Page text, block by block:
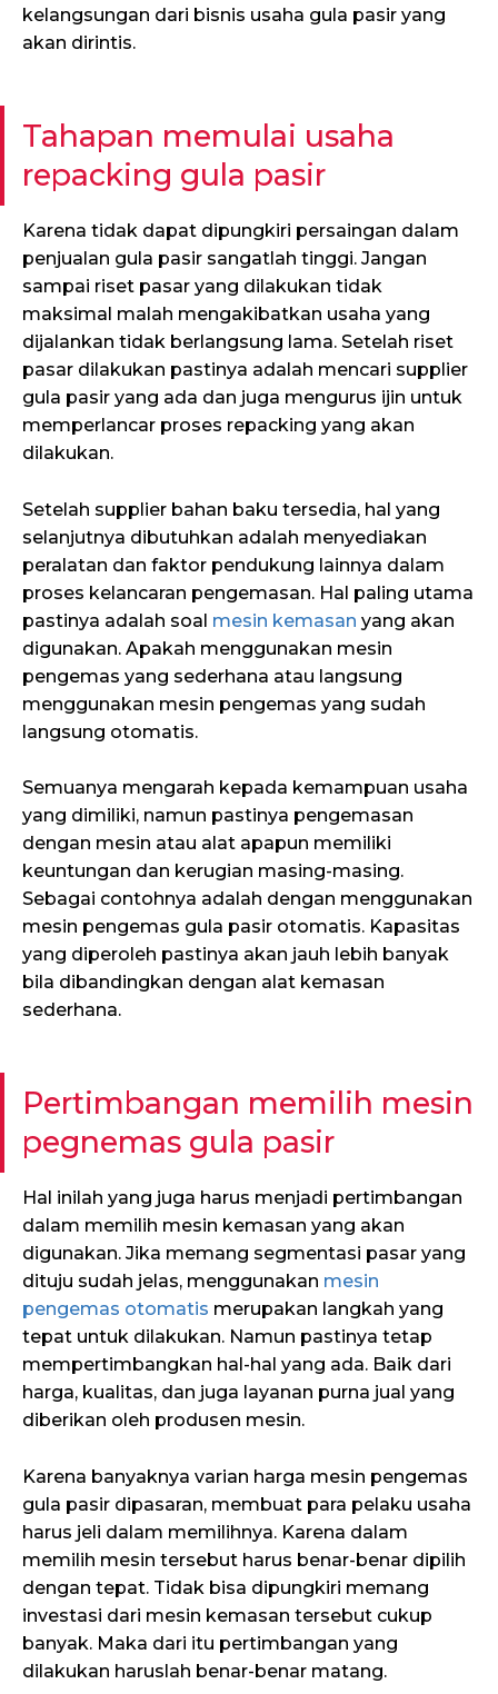
kelangsungan dari bisnis usaha gula pasir yang
akan dirintis.
Tahapan memulai usaha
repacking gula pasir
Karena tidak dapat dipungkiri persaingan dalam
penjualan gula pasir sangatlah tinggi. Jangan
sampai riset pasar yang dilakukan tidak
maksimal malah mengakibatkan usaha yang
dijalankan tidak berlangsung lama. Setelah riset
pasar dilakukan pastinya adalah mencari supplier
gula pasir yang ada dan juga mengurus ijin untuk
memperlancar proses repacking yang akan
dilakukan.
Setelah supplier bahan baku tersedia, hal yang
selanjutnya dibutuhkan adalah menyediakan
peralatan dan faktor pendukung lainnya dalam
proses kelancaran pengemasan. Hal paling utama
pastinya adalah soal mesin kemasan yang akan
digunakan. Apakah menggunakan mesin
pengemas yang sederhana atau langsung
menggunakan mesin pengemas yang sudah
langsung otomatis.
Semuanya mengarah kepada kemampuan usaha
yang dimiliki, namun pastinya pengemasan
dengan mesin atau alat apapun memiliki
keuntungan dan kerugian masing-masing.
Sebagai contohnya adalah dengan menggunakan
mesin pengemas gula pasir otomatis. Kapasitas
yang diperoleh pastinya akan jauh lebih banyak
bila dibandingkan dengan alat kemasan
sederhana.
Pertimbangan memilih mesin
pegnemas gula pasir
Hal inilah yang juga harus menjadi pertimbangan
dalam memilih mesin kemasan yang akan
digunakan. Jika memang segmentasi pasar yang
dituju sudah jelas, menggunakan mesin
pengemas otomatis merupakan langkah yang
tepat untuk dilakukan. Namun pastinya tetap
mempertimbangkan hal-hal yang ada. Baik dari
harga, kualitas, dan juga layanan purna jual yang
diberikan oleh produsen mesin.
Karena banyaknya varian harga mesin pengemas
gula pasir dipasaran, membuat para pelaku usaha
harus jeli dalam memilihnya. Karena dalam
memilih mesin tersebut harus benar-benar dipilih
dengan tepat. Tidak bisa dipungkiri memang
investasi dari mesin kemasan tersebut cukup
banyak. Maka dari itu pertimbangan yang
dilakukan haruslah benar-benar matang.